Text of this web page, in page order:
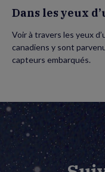
Dans les yeux
Voir à travers les yeux
canadiens y sont
capteurs embarqués.